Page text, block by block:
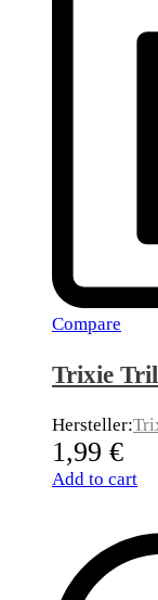
Compare
Trixie
Hersteller:
1,99 €
Add to cart